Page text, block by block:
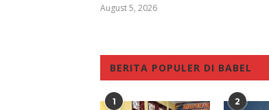
August 5, 2026
BERITA POPULER DI BABEL
1 2